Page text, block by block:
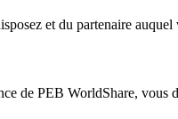
et du partenaire auquel
de PEB WorldShare, vous